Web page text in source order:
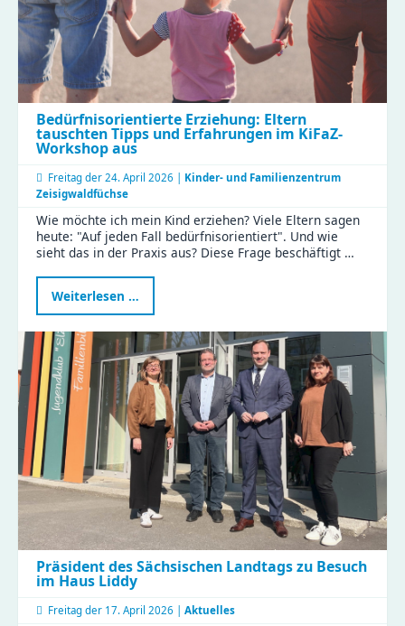
Bedürfnisorientierte Erziehung: Eltern
tauschten Tipps und Erfahrungen im KiFaZ-
Workshop aus
Freitag der 24. April 2026 | Kinder- und Familienzentrum
Zeisigwaldfüchse
Wie möchte ich mein Kind erziehen? Viele Eltern sagen
heute: "Auf jeden Fall bedürfnisorientiert". Und wie
sieht das in der Praxis aus? Diese Frage beschäftigt …
Weiterlesen …
Erziehung:
tauschten
Tipps
und
Erfahrungen
im
KiFaZ-
Workshop
aus
Präsident des Sächsischen Landtags zu Besuch
im Haus Liddy
Freitag der 17. April 2026 | Aktuelles